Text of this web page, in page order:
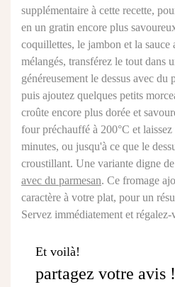
supplémentaire à cette recette,
en un gratin encore plus
coquillettes, le jambon et la sauce
mélangés, transférez le tout dans
généreusement le dessus avec du
puis ajoutez quelques petits
croûte encore plus dorée et
four préchauffé à 200°C et
minutes, ou jusqu'à ce que le
croustillant. Une variante digne
avec du parmesan. Ce fromage
caractère à votre plat, pour un
Servez immédiatement et régalez-
Et voilà!
partagez votre avis !